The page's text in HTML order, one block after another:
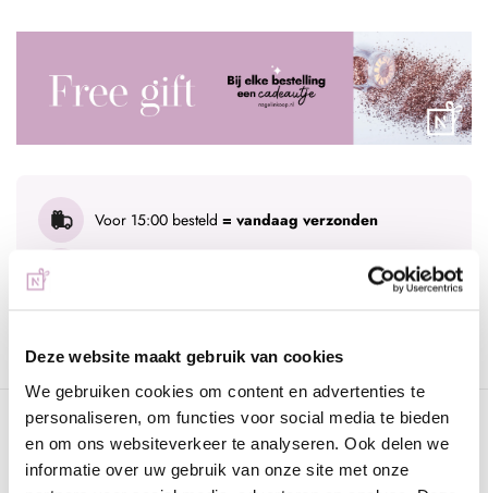
Deze website maakt gebruik van cookies
We gebruiken cookies om content en advertenties te
personaliseren, om functies voor social media te bieden
en om ons websiteverkeer te analyseren. Ook delen we
informatie over uw gebruik van onze site met onze
Voor 15:00 besteld = vandaag verzonden
Omschrijving
Deze lamp is dé must-have voor de mooiste foto!